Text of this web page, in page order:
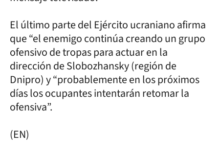
El último parte del Ejército ucraniano afirma
que “el enemigo continúa creando un grupo
ofensivo de tropas para actuar en la
dirección de Slobozhansky (región de
Dnipro) y “probablemente en los próximos
días los ocupantes intentarán retomar la
ofensiva”.
(EN)